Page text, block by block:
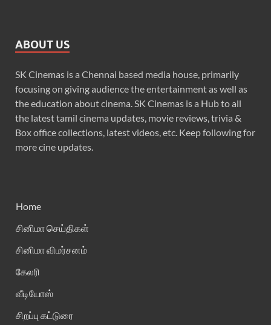
ABOUT US
SK Cinemas is a Chennai based media house, primarily
focusing on giving audience the entertainment as well as
the education about cinema. SK Cinemas is a Hub to all
the latest tamil cinema updates, movie reviews, trivia &
Box office collections, latest videos, etc. Keep following for
more cine updates.
Home
சினிமா செய்திகள்
சினிமா விமர்சனம்
கேலரி
வீடியோஸ்
சிறப்பு கட்டுரை